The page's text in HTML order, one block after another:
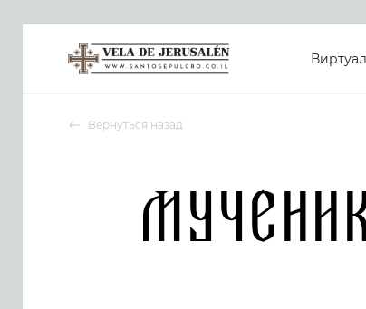
Вернуться назад